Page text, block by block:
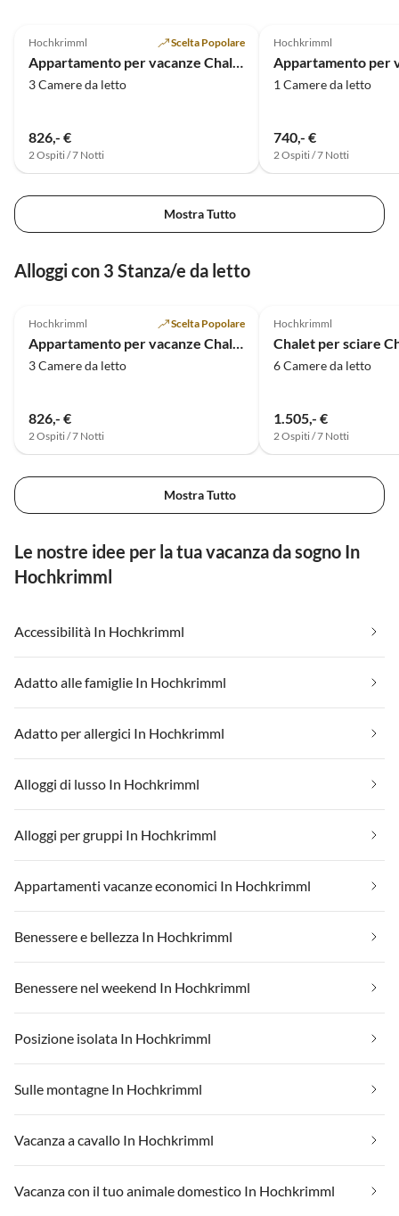
Hochkrimml Scelta Popolare
3 Camere da letto
826,- €
2 Ospiti / 7 Notti
Hochkrimml
1 Camere da letto
740,- €
2 Ospiti / 7 Notti
Mostra Tutto
Alloggi con 3 Stanza/e da letto
Hochkrimml Scelta Popolare
Appartamento per vacanze Chalet a Hochkrimml per 8 persone
3 Camere da letto
826,- €
2 Ospiti / 7 Notti
Hochkrimml
6 Camere da letto
1.505,- €
2 Ospiti / 7 Notti
Mostra Tutto
Le nostre idee per la tua vacanza da sogno In
Hochkrimml
Accessibilità In Hochkrimml
Adatto alle famiglie In Hochkrimml
Adatto per allergici In Hochkrimml
Alloggi di lusso In Hochkrimml
Alloggi per gruppi In Hochkrimml
Appartamenti vacanze economici In Hochkrimml
Benessere e bellezza In Hochkrimml
Benessere nel weekend In Hochkrimml
Posizione isolata In Hochkrimml
Sulle montagne In Hochkrimml
Vacanza a cavallo In Hochkrimml
Vacanza con il tuo animale domestico In Hochkrimml